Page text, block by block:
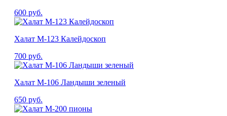
600 руб.
Халат М-123 Калейдоскоп
700 руб.
Халат М-106 Ландыши зеленый
650 руб.